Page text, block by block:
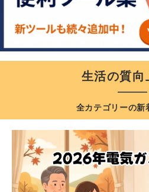
生活の質向
全カテゴリーの新